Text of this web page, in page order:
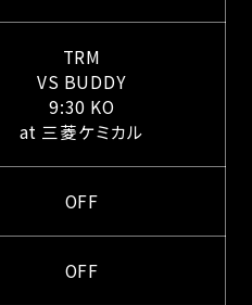
TRM
VS BUDDY
9:30 KO
at 三菱ケミカル
OFF
OFF